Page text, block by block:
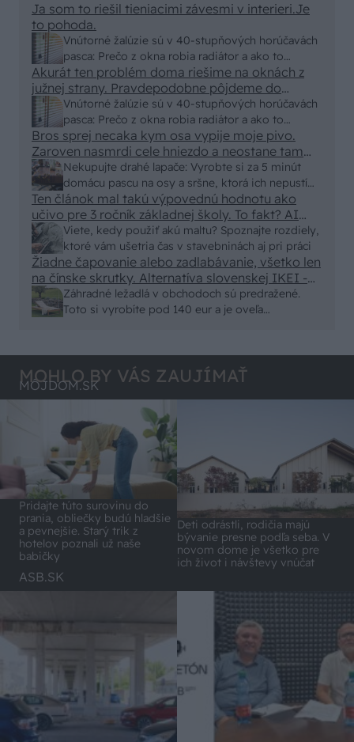
Vnútorné žalúzie sú v 40-stupňových horúčavách
pasca: Prečo z okna robia radiátor a ako to
vyriešiť za pár eur?
Ja som to riešil tieniacimi závesmi v interieri.Je
to pohoda.
Vnútorné žalúzie sú v 40-stupňových horúčavách
pasca: Prečo z okna robia radiátor a ako to
vyriešiť za pár eur?
Akurát ten problém doma riešime na oknách z
južnej strany. Pravdepodobne pôjdeme do
vonkajšieho tienenia na spôsob markízy
250x150cm. Čínsky predajcovia idú okolo 100
eur kus.
Nekupujte drahé lapače: Vyrobte si za 5 minút
domácu pascu na osy a sršne, ktorá ich nepustí
von
Bros sprej necaka kym osa vypije moje pivo.
Zaroven nasmrdi cele hniezdo a neostane tam
nic zive. Vasa pasca naucinke moc efektivne.
Skor pritiahne slimaky
Viete, kedy použiť akú maltu? Spoznajte rozdiely,
ktoré vám ušetria čas v stavebninách aj pri práci
Ten článok mal takú výpovednú hodnotu ako
učivo pre 3 ročník základnej školy. To fakt? AI
alebo nejaka kniha z VŠ? Dnešné rychlotvrdnuce
malty - pevnosť 40 Mpa a doba schnutia tak 15
minut , k tomu vodotesné s kryštálikou. A rozdiel
- schnutie a zretie. Nič?
Záhradné ležadlá v obchodoch sú predražené.
Toto si vyrobíte pod 140 eur a je oveľa
Žiadne čapovanie alebo zadlabávanie, všetko len
na čínske skrutky. Alternatíva slovenskej IKEI -
čo sa týka pevnosti. Autor si nedal veľa námahy s
remeselným spracovaním, škoda. No lepšie než
MOHLO BY VÁS ZAUJÍMAŤ
MÔJDOM.SK
Pridajte túto surovinu do
prania, obliečky budú hladšie
a pevnejšie. Starý trik z
hotelov poznali už naše
babičky
Deti odrástli, rodičia majú
bývanie presne podľa seba. V
novom dome je všetko pre
ich život i návštevy vnúčat
ASB.SK